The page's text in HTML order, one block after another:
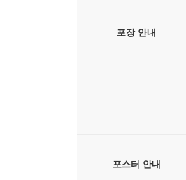
포장 안내
포스터 안내